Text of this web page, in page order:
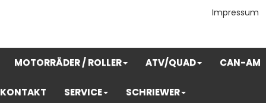
Impressum
MOTORRÄDER / ROLLER ATV/QUAD CAN-AM
KONTAKT SERVICE SCHRIEWER